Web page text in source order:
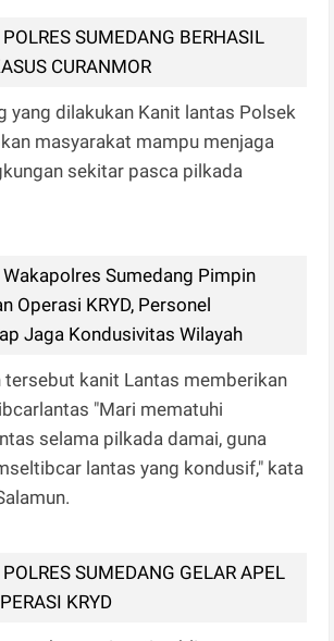
POLRES SUMEDANG BERHASIL
CURANMOR
yang dilakukan Kanit lantas Polsek
masyarakat mampu menjaga
sekitar pasca pilkada
Wakapolres Sumedang Pimpin
Operasi KRYD, Personel
Jaga Kondusivitas Wilayah
tersebut kanit Lantas memberikan
"Mari mematuhi
selama pilkada damai, guna
lantas yang kondusif," kata
POLRES SUMEDANG GELAR APEL
KRYD